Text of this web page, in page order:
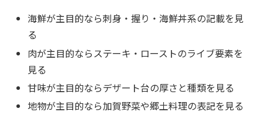
海鮮が主目的なら刺身・握り・海鮮丼系の記載を見
る
肉が主目的ならステーキ・ローストのライブ要素を
見る
甘味が主目的ならデザート台の厚さと種類を見る
地物が主目的なら加賀野菜や郷土料理の表記を見る